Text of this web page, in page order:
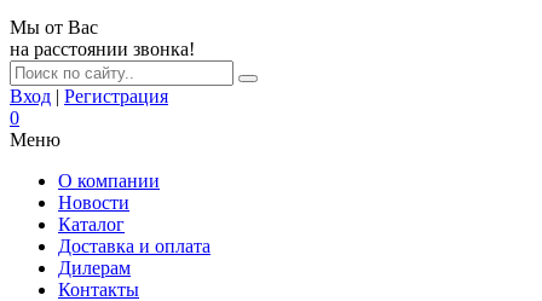
Мы от Вас
на расстоянии звонка!
Вход | Регистрация
0
Меню
О компании
Новости
Каталог
Доставка и оплата
Дилерам
Контакты